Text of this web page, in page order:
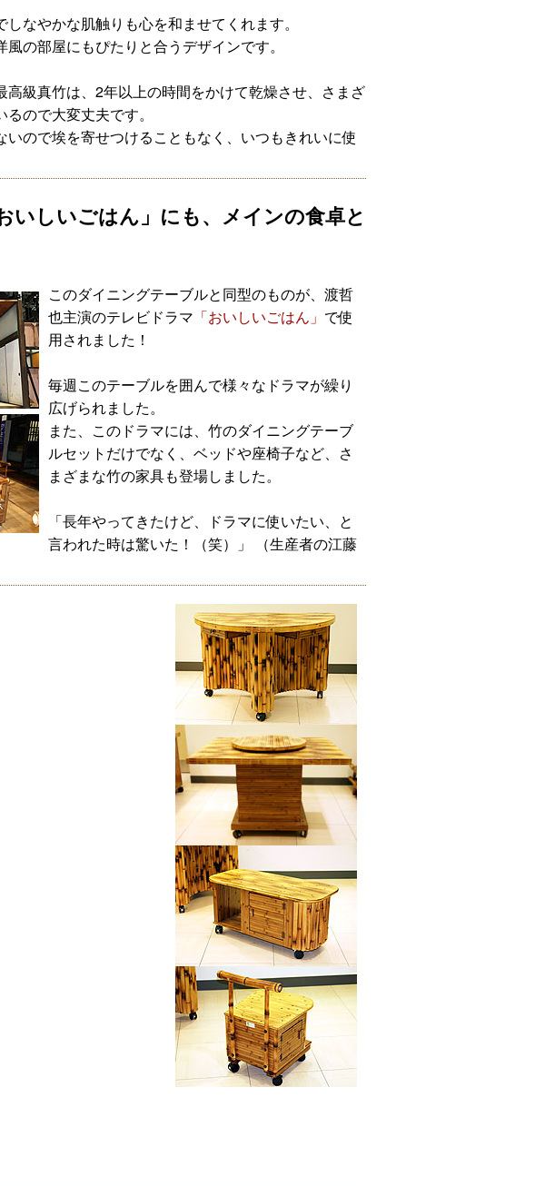
なやかな肌触りも心を和ませてくれます。
の部屋にもぴたりと合うデザインです。
高級真竹は、2年以上の時間をかけて乾燥させ、さまざ
ので大変丈夫です。
いので埃を寄せつけることもなく、いつもきれいに使
いしいごはん」にも、メインの食卓と
このダイニングテーブルと同型のものが、渡哲
也主演のテレビドラマ 「おいしいごはん」 で使
用されました！
毎週このテーブルを囲んで様々なドラマが繰り
広げられました。
また、このドラマには、竹のダイニングテーブ
ルセットだけでなく、ベッドや座椅子など、さ
まざまな竹の家具も登場しました。
「長年やってきたけど、ドラマに使いたい、と
言われた時は驚いた！（笑）」 （生産者の江藤